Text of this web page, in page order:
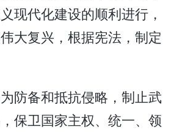
现代化建设的顺利进行，
大复兴，根据宪法，制定
防备和抵抗侵略，制止武
保卫国家主权、统一、领